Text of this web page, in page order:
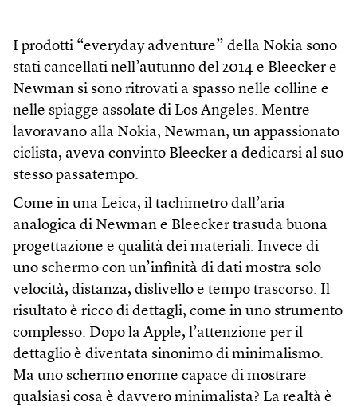
I prodotti “everyday adventure” della Nokia sono
stati cancellati nell’autunno del 2014 e Bleecker e
Newman si sono ritrovati a spasso nelle colline e
nelle spiagge assolate di Los Angeles. Mentre
lavoravano alla Nokia, Newman, un appassionato
ciclista, aveva convinto Bleecker a dedicarsi al suo
stesso passatempo.
Come in una Leica, il tachimetro dall’aria
analogica di Newman e Bleecker trasuda buona
progettazione e qualità dei materiali. Invece di
uno schermo con un’infinità di dati mostra solo
velocità, distanza, dislivello e tempo trascorso. Il
risultato è ricco di dettagli, come in uno strumento
complesso. Dopo la Apple, l’attenzione per il
dettaglio è diventata sinonimo di minimalismo.
Ma uno schermo enorme capace di mostrare
qualsiasi cosa è davvero minimalista? La realtà è